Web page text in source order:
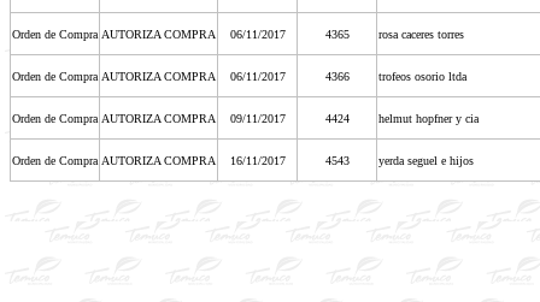
Orden de Compra AUTORIZA COMPRA 06/11/2017 4365 rosa caceres torres
Orden de Compra AUTORIZA COMPRA 06/11/2017 4366 trofeos osorio ltda
Orden de Compra AUTORIZA COMPRA 09/11/2017 4424 helmut hopfner y cia
Orden de Compra AUTORIZA COMPRA 16/11/2017 4543 yerda seguel e hijos